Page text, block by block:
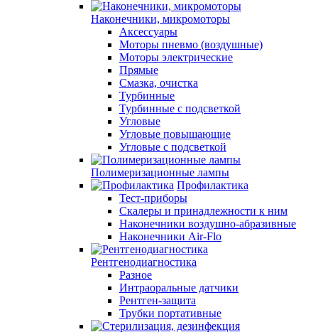
Наконечники, микромоторы
Аксессуары
Моторы пневмо (воздушные)
Моторы электрические
Прямые
Смазка, очистка
Турбинные
Турбинные с подсветкой
Угловые
Угловые повышающие
Угловые с подсветкой
Полимеризационные лампы
Профилактика
Тест-приборы
Скалеры и принадлежности к ним
Наконечники воздушно-абразивные
Наконечники Air-Flo
Рентгенодиагностика
Разное
Интраоральные датчики
Рентген-защита
Трубки портативные